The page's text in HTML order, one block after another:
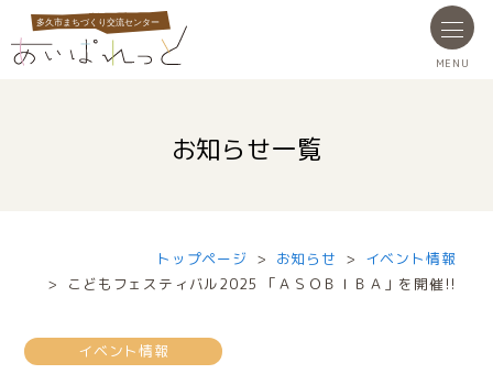
お知らせ一覧
トップページ お知らせ
イベント情報
こどもフェスティバル2025 「ＡＳＯＢＩＢＡ」を開催!!
イベント情報